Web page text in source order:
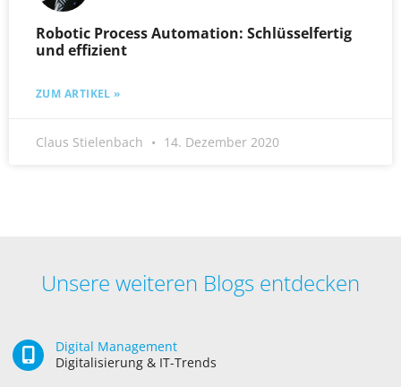
Robotic Process Automation: Schlüsselfertig
und effizient
ZUM ARTIKEL »
Claus Stielenbach 14. Dezember 2020
Unsere weiteren Blogs entdecken
Digital Management
Digitalisierung & IT-Trends